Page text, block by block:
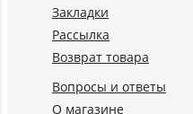
Закладки
Рассылка
Возврат товара
Вопросы и ответы
О магазине